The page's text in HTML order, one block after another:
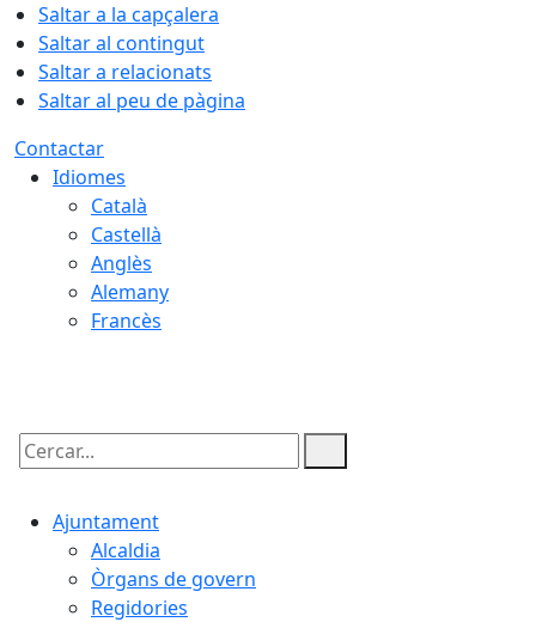
Saltar a la capçalera
Saltar al contingut
Saltar a relacionats
Saltar al peu de pàgina
Contactar
Idiomes
Català
Castellà
Anglès
Alemany
Francès
Cercar:
Ajuntament
Alcaldia
Òrgans de govern
Regidories